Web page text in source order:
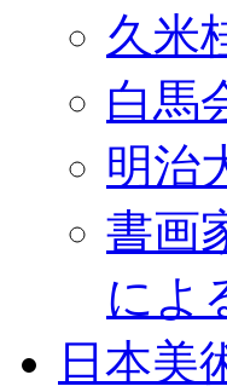
久米
白馬
明治
書画
によ
日本美